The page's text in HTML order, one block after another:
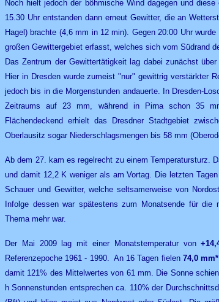
Noch hielt jedoch der böhmische Wind dagegen und
15.30 Uhr entstanden dann erneut Gewitter, die an
Hagel) brachte (4,6 mm in 12 min). Gegen 20:00 Uhr
großen Gewittergebiet erfasst, welches sich vom Südrand
Das Zentrum der Gewittertätigkeit lag dabei zunächst
Hier in Dresden wurde zumeist "nur" gewittrig verstärkter
jedoch bis in die Morgenstunden andauerte. In Dresden-
Zeitraums auf 23 mm, während in Pirna schon 35
Flächendeckend erhielt das Dresdner Stadtgebiet
Oberlausitz sogar Niederschlagsmengen bis 58 mm
Ab dem 27. kam es regelrecht zu einem Temperatursturz.
und damit 12,2 K weniger als am Vortag. Die letzten
Schauer und Gewitter, welche seltsamerweise von
Infolge dessen war spätestens zum Monatsende für die
Thema mehr war.
Der Mai 2009 lag mit einer Monatstemperatur von
Referenzepoche 1961 - 1990. An 16 Tagen fielen 74,0 mm*
damit 121% des Mittelwertes von 61 mm. Die Sonne
h Sonnenstunden entsprechen ca. 110% der